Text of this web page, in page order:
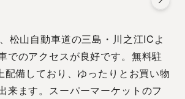
松山自動車道の三島・川之江ICよ
でのアクセスが良好です。無料駐
配備しており、ゆったりとお買い物
来ます。スーパーマーケットのフ